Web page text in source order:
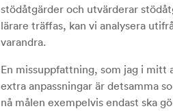
stödåtgärder och utvärderar
lärare träffas, kan vi analysera
varandra.
En missuppfattning, som jag i mitt
extra anpassningar är detsamma
nå målen exempelvis endast ska